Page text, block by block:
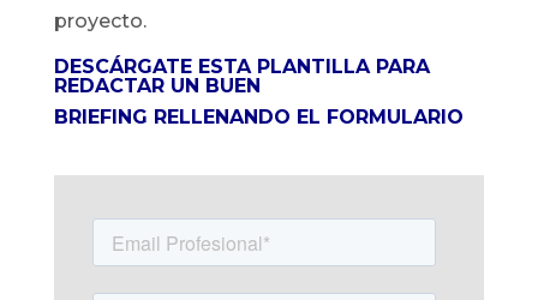
proyecto.
DESCÁRGATE ESTA PLANTILLA PARA
REDACTAR UN BUEN
BRIEFING RELLENANDO EL FORMULARIO